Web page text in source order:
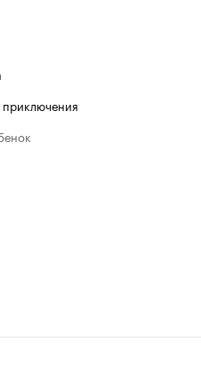
приключения